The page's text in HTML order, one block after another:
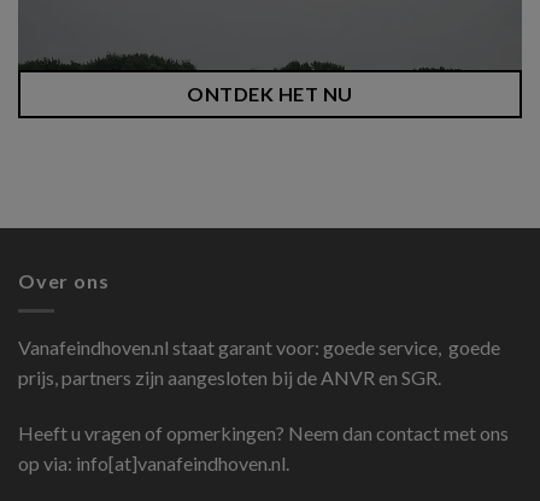
ONTDEK HET NU
Over ons
Vanafeindhoven.nl staat garant voor: goede service, goede
prijs, partners zijn aangesloten bij de ANVR en SGR.
Heeft u vragen of opmerkingen? Neem dan contact met ons
op via: info[at]vanafeindhoven.nl.